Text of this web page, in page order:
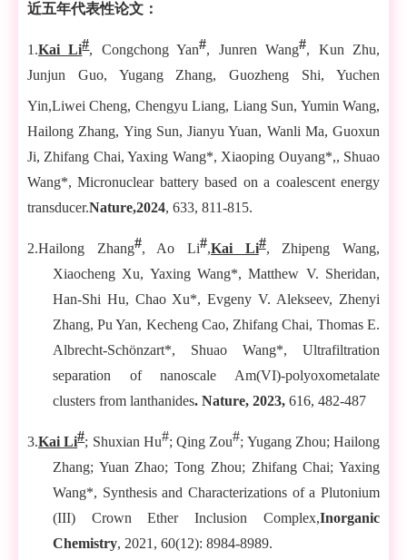
近五年代表性论文：
1.Kai Li#, Congchong Yan#, Junren Wang#, Kun Zhu,
Junjun Guo, Yugang Zhang, Guozheng Shi, Yuchen
Yin,Liwei Cheng, Chengyu Liang, Liang Sun, Yumin Wang,
Hailong Zhang, Ying Sun, Jianyu Yuan, Wanli Ma, Guoxun
Ji, Zhifang Chai, Yaxing Wang*, Xiaoping Ouyang*,, Shuao
Wang*, Micronuclear battery based on a coalescent energy
transducer.Nature,2024, 633, 811-815.
2.Hailong Zhang#, Ao Li#,Kai Li#, Zhipeng Wang,
Xiaocheng Xu, Yaxing Wang*, Matthew V. Sheridan,
Han-Shi Hu, Chao Xu*, Evgeny V. Alekseev, Zhenyi
Zhang, Pu Yan, Kecheng Cao, Zhifang Chai, Thomas E.
Albrecht-Schönzart*, Shuao Wang*, Ultrafiltration
separation of nanoscale Am(VI)-polyoxometalate
clusters from lanthanides. Nature, 2023,616, 482-487
3.Kai Li#; Shuxian Hu#; Qing Zou#; Yugang Zhou; Hailong
Zhang; Yuan Zhao; Tong Zhou; Zhifang Chai; Yaxing
Wang*, Synthesis and Characterizations of a Plutonium
(III) Crown Ether Inclusion Complex,Inorganic
Chemistry, 2021, 60(12): 8984-8989.